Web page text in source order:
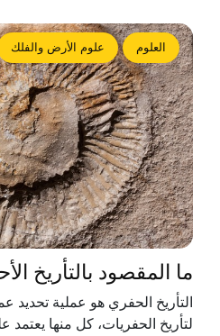
العلوم علوم الأرض والفلك
ما المقصود بالتأريخ
التأريخ الحفري هو عملية
لتأريخ الحفريات، كل منها يعتمد